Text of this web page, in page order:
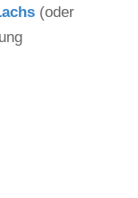
(oder